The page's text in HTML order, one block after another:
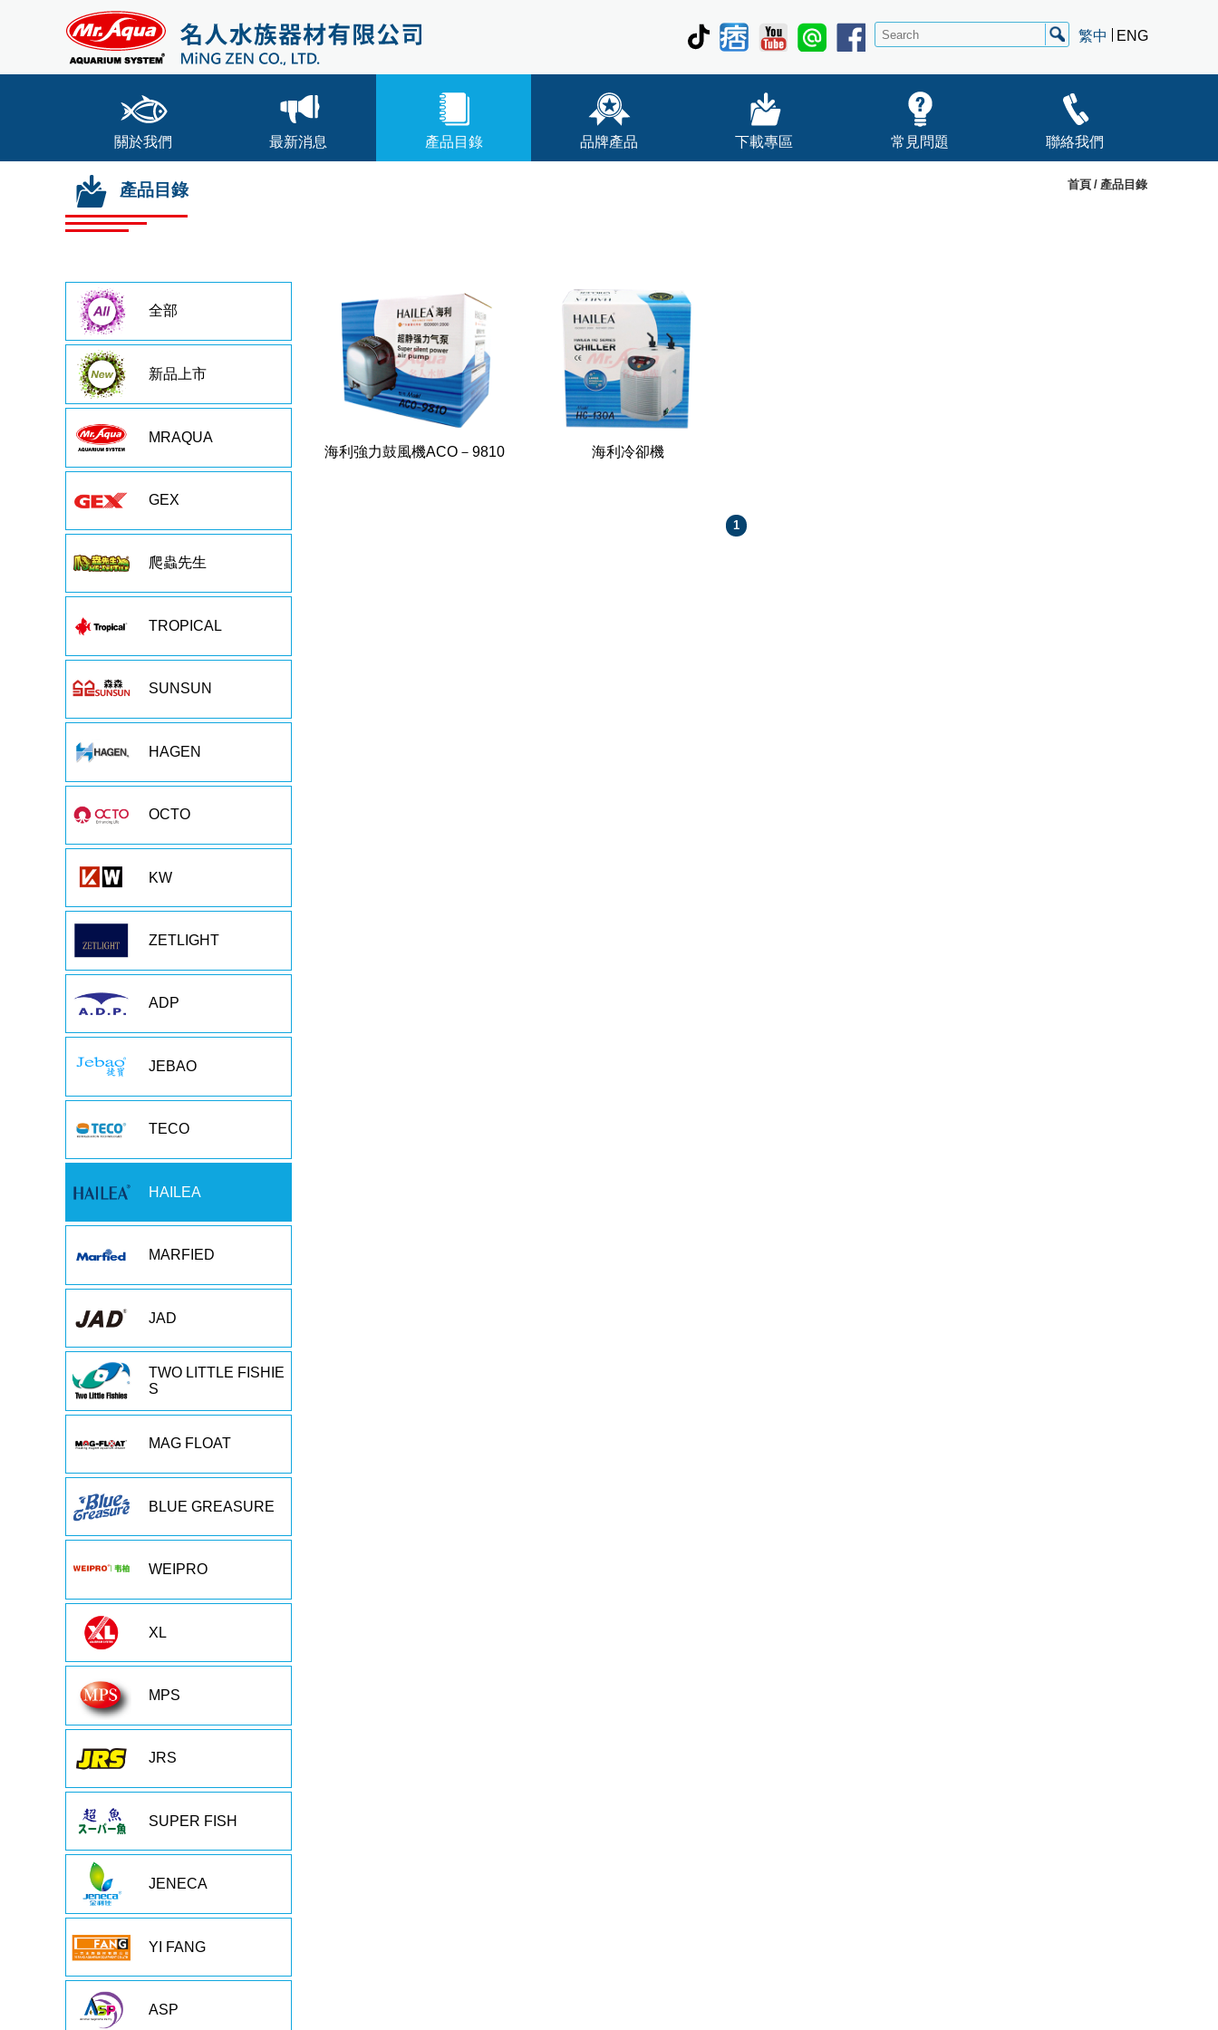
繁中 ENG
關於我們 最新消息 產品目錄 品牌產品 下載專區 常見問題 聯絡我們
產品目錄 首頁 產品目錄
全部
新品上市
MRAQUA
GEX
爬蟲先生
TROPICAL
SUNSUN
HAGEN
OCTO
KW
ZETLIGHT
ADP
JEBAO
TECO
HAILEA
MARFIED
JAD
TWO LITTLE FISHIE
S
MAG FLOAT
BLUE GREASURE
WEIPRO
XL
MPS
JRS
SUPER FISH
JENECA
YI FANG
ASP
海利強力鼓風機ACO－9810 海利冷卻機
1